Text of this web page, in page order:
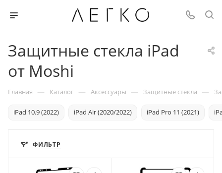
Защитные стекла iPad
от Moshi
Главная — Каталог — Аксессуары — Защитные стекла —
iPad 10.9 (2022) iPad Air (2020/2022) iPad Pro 11 (2021)
ФИЛЬТР